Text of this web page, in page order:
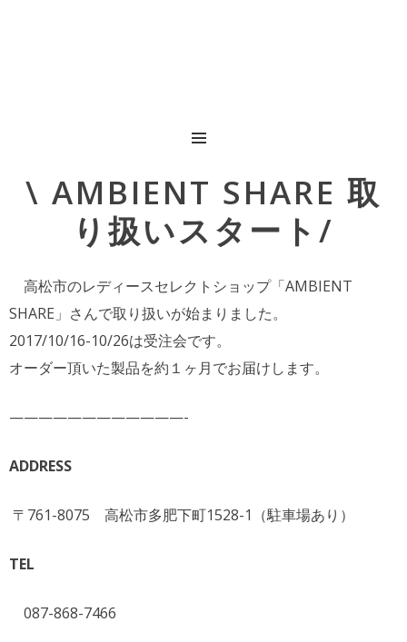
\ AMBIENT SHARE 取
り扱いスタート/
高松市のレディースセレクトショップ「AMBIENT
SHARE」さんで取り扱いが始まりました。
2017/10/16-10/26は受注会です。
オーダー頂いた製品を約１ヶ月でお届けします。
————————————-
ADDRESS
〒761-8075 高松市多肥下町1528-1（駐車場あり）
TEL
087-868-7466
navigation